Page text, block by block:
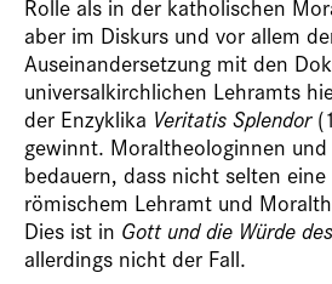
Rolle als in der katholischen
aber im Diskurs und vor allem
Auseinandersetzung mit den
universalkirchlichen Lehramts
der Enzyklika Veritatis Splendor
gewinnt. Moraltheologinnen
bedauern, dass nicht selten
römischem Lehramt und
Dies ist in Gott und die Würde
allerdings nicht der Fall.